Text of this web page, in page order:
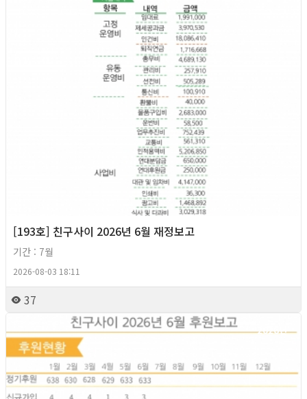
[193호] 친구사이 2026년 6월 재정보고
기간 : 7월
2026-08-03 18:11
37
2026년